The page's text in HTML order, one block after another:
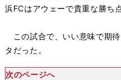
浜FCはアウェーで貴重な勝ち
この試合で、いい意味で期
タだった。
次のページへ